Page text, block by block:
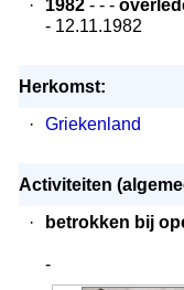
·
1982- - -
- 12.11.1982
Herkomst:
·
Griekenland
Activiteiten
·
betrokken bij
-